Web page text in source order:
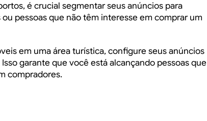
é crucial segmentar seus anúncios para
pessoas que não têm interesse em comprar um
em uma área turística, configure seus anúncios
garante que você está alcançando pessoas que
compradores.